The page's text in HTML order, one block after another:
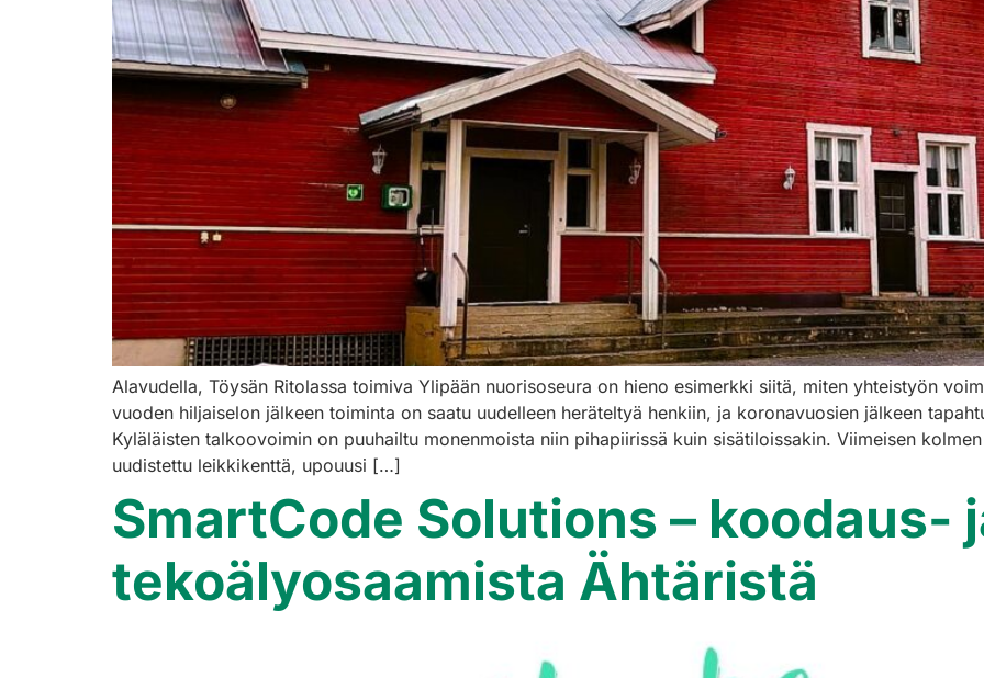
Alavudella, Töysän Ritolassa toimiva Ylipään nuorisoseura on hieno esimerkki siitä, miten yhteistyön
vuoden hiljaiselon jälkeen toiminta on saatu uudelleen heräteltyä henkiin, ja koronavuosien jälkeen
Kyläläisten talkoovoimin on puuhailtu monenmoista niin pihapiirissä kuin sisätiloissakin. Viimeisen
uudistettu leikkikenttä, upouusi […]
SmartCode Solutions – koodaus-
tekoälyosaamista Ähtäristä